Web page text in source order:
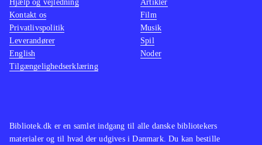
birds trilogy som indeholder alle de
originale baner plus "Rio" og
"Seasons"
Angry birds er stadig et fantastisk
underholdende koncept og med Star
Bibliotek.dk er en samlet indgang til alle danske bibliotekers
materialer og til hvad der udgives i Danmark. Du kan bestille
Hjælp og vejledning
Kontakt os
Privatlivspolitik
Leverandører
English
Tilgængelighedserklæring
Artikler
Film
Musik
Spil
Noder